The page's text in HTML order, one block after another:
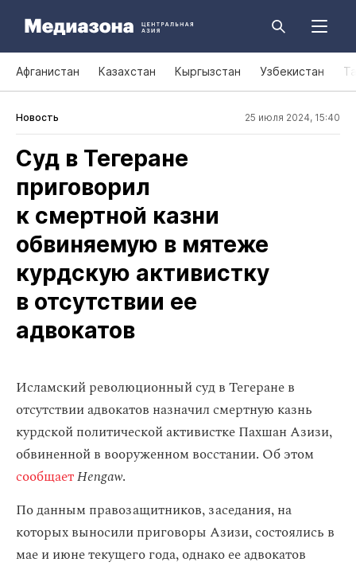
Афганистан Казахстан Кыргызстан Узбекистан
Новость 25 июля 2024, 15:40
Суд в Тегеране
приговорил
к смертной казни
обвиняемую в мятеже
курдскую активистку
в отсутствии ее
адвокатов
Исламский революционный суд в Тегеране в
отсутствии адвокатов назначил смертную казнь
курдской политической активистке Пахшан Азизи,
обвиненной в вооруженном восстании. Об этом
сообщаетHengaw.
По данным правозащитников, заседания, на
которых выносили приговоры Азизи, состоялись в
мае и июне текущего года, однако ее адвокатов